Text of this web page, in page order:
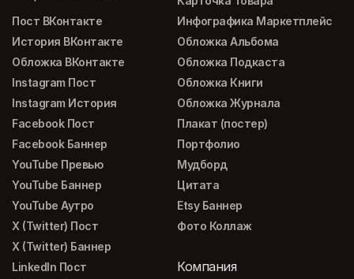
Пост ВКонтакте
История ВКонтакте
Обложка ВКонтакте
Instagram Пост
Instagram История
Facebook Пост
Facebook Баннер
YouTube Превью
YouTube Баннер
YouTube Аутро
X (Twitter) Пост
X (Twitter) Баннер
LinkedIn Пост
Инфографика Маркетплейс
Обложка Альбома
Обложка Подкаста
Обложка Книги
Обложка Журнала
Плакат (постер)
Портфолио
Мудборд
Цитата
Etsy Баннер
Фото Коллаж
Компания